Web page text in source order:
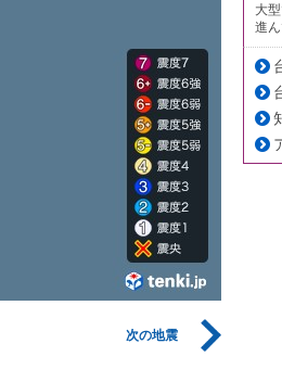
次の地震
大
進